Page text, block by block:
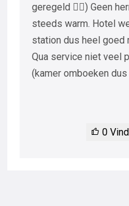
geregeld 👍🏻) Geen
steeds warm. Hotel
station dus heel goed
Qua service niet veel
(kamer omboeken
0